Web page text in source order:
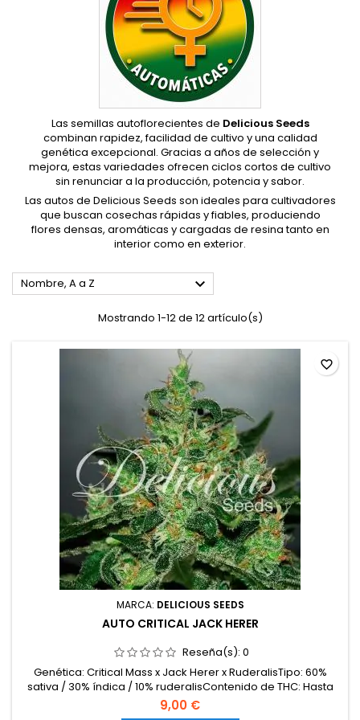
Las semillas autoflorecientes de Delicious Seeds
combinan rapidez, facilidad de cultivo y una calidad
genética excepcional. Gracias a años de selección y
mejora, estas variedades ofrecen ciclos cortos de cultivo
sin renunciar a la producción, potencia y sabor.
Las autos de Delicious Seeds son ideales para cultivadores
que buscan cosechas rápidas y fiables, produciendo
flores densas, aromáticas y cargadas de resina tanto en
interior como en exterior.
Nombre, A a Z 
Mostrando 1-12 de 12 artículo(s)
MARCA: DELICIOUS SEEDS
AUTO CRITICAL JACK HERER
Reseña(s): 0
Genética: Critical Mass x Jack Herer x RuderalisTipo: 60%
sativa / 30% índica / 10% ruderalisContenido de THC: Hasta
20%Ciclo completo: 65–70 días desde la
germinaciónProducción en interior: 450–550
9,00 €
favorite_border